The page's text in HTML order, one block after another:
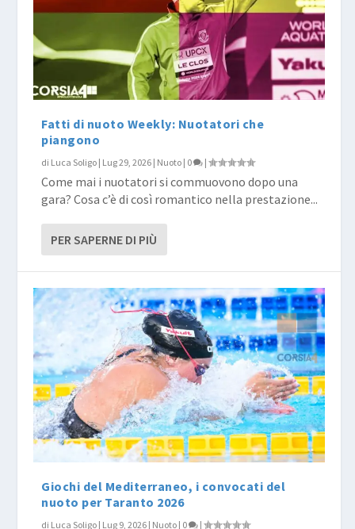
Fatti di nuoto Weekly: Nuotatori che
piangono
di Luca Soligo | Lug 29, 2026 | Nuoto | 0 |
Come mai i nuotatori si commuovono dopo una
gara? Cosa c’è di così romantico nella prestazione...
PER SAPERNE DI PIÙ
Giochi del Mediterraneo, i convocati del
nuoto per Taranto 2026
di Luca Soligo | Lug 9, 2026 | Nuoto | 0 |